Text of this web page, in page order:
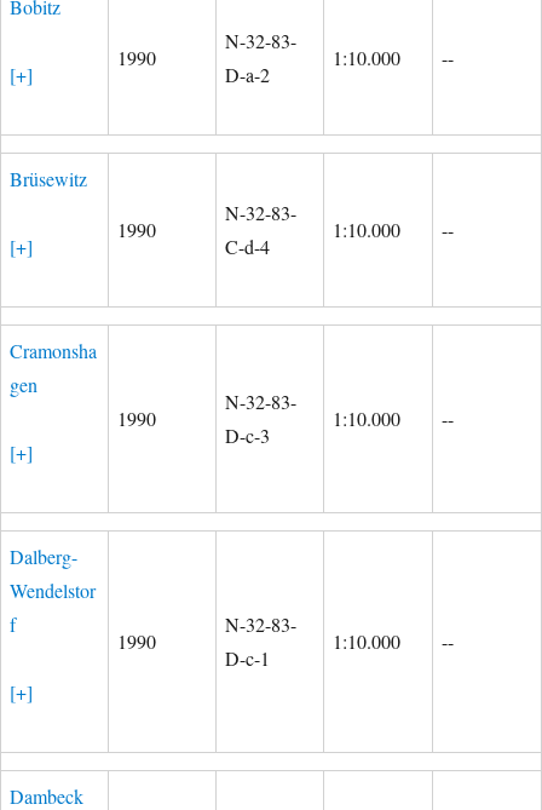
Bobitz
[+]
1990
N-32-83-
D-a-2
1:10.000 --
Brüsewitz
[+]
1990
N-32-83-
C-d-4
1:10.000 --
Cramonsha
gen
[+]
1990
N-32-83-
D-c-3
1:10.000 --
Dalberg-
Wendelstor
f
[+]
1990
N-32-83-
D-c-1
1:10.000 --
Dambeck